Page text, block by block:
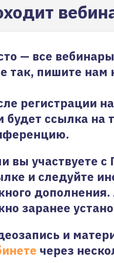
— все
так, пишите нам
регистрации
будет ссылка на
вы участвуете
и следуйте
заранее
и
через